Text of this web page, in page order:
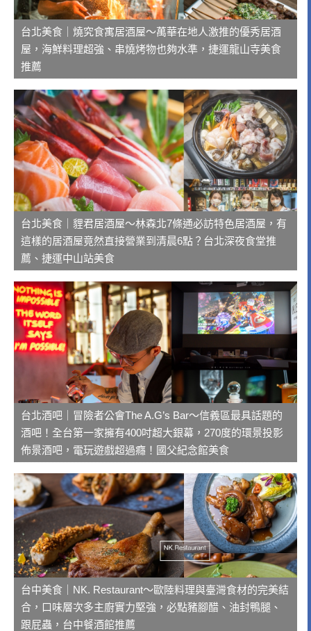
台北美食｜燒究食寓居酒屋～萬華在地人激推的優秀居酒
屋，海鮮料理超強、串燒烤物也夠水準，捷運龍山寺美食
推薦
台北美食｜貍君居酒屋～林森北7條通必訪特色居酒屋，有
這樣的居酒屋竟然直接營業到清晨6點？台北深夜食堂推
薦、捷運中山站美食
台北酒吧｜冒險者公會The A.G’s Bar～信義區最具話題的
酒吧！全台第一家擁有400吋超大銀幕，270度的環景投影
佈景酒吧，電玩遊戲超過癮！國父紀念館美食
台中美食｜NK. Restaurant～歐陸料理與臺灣食材的完美結
合，口味層次多主廚實力堅強，必點豬腳醋、油封鴨腿、
跟屁蟲，台中餐酒館推薦